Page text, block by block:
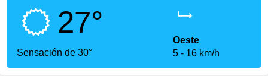
calidad.
a este
las
27°
Sensación de 30°
Oeste
5
16 km/h